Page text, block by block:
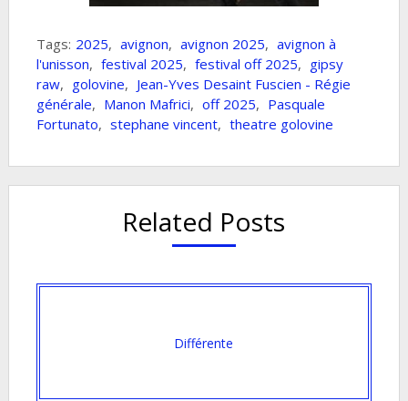
Tags: 2025, avignon, avignon 2025, avignon à
l'unisson, festival 2025, festival off 2025, gipsy
raw, golovine, Jean-Yves Desaint Fuscien - Régie
générale, Manon Mafrici, off 2025, Pasquale
Fortunato, stephane vincent, theatre golovine
Related Posts
Différente